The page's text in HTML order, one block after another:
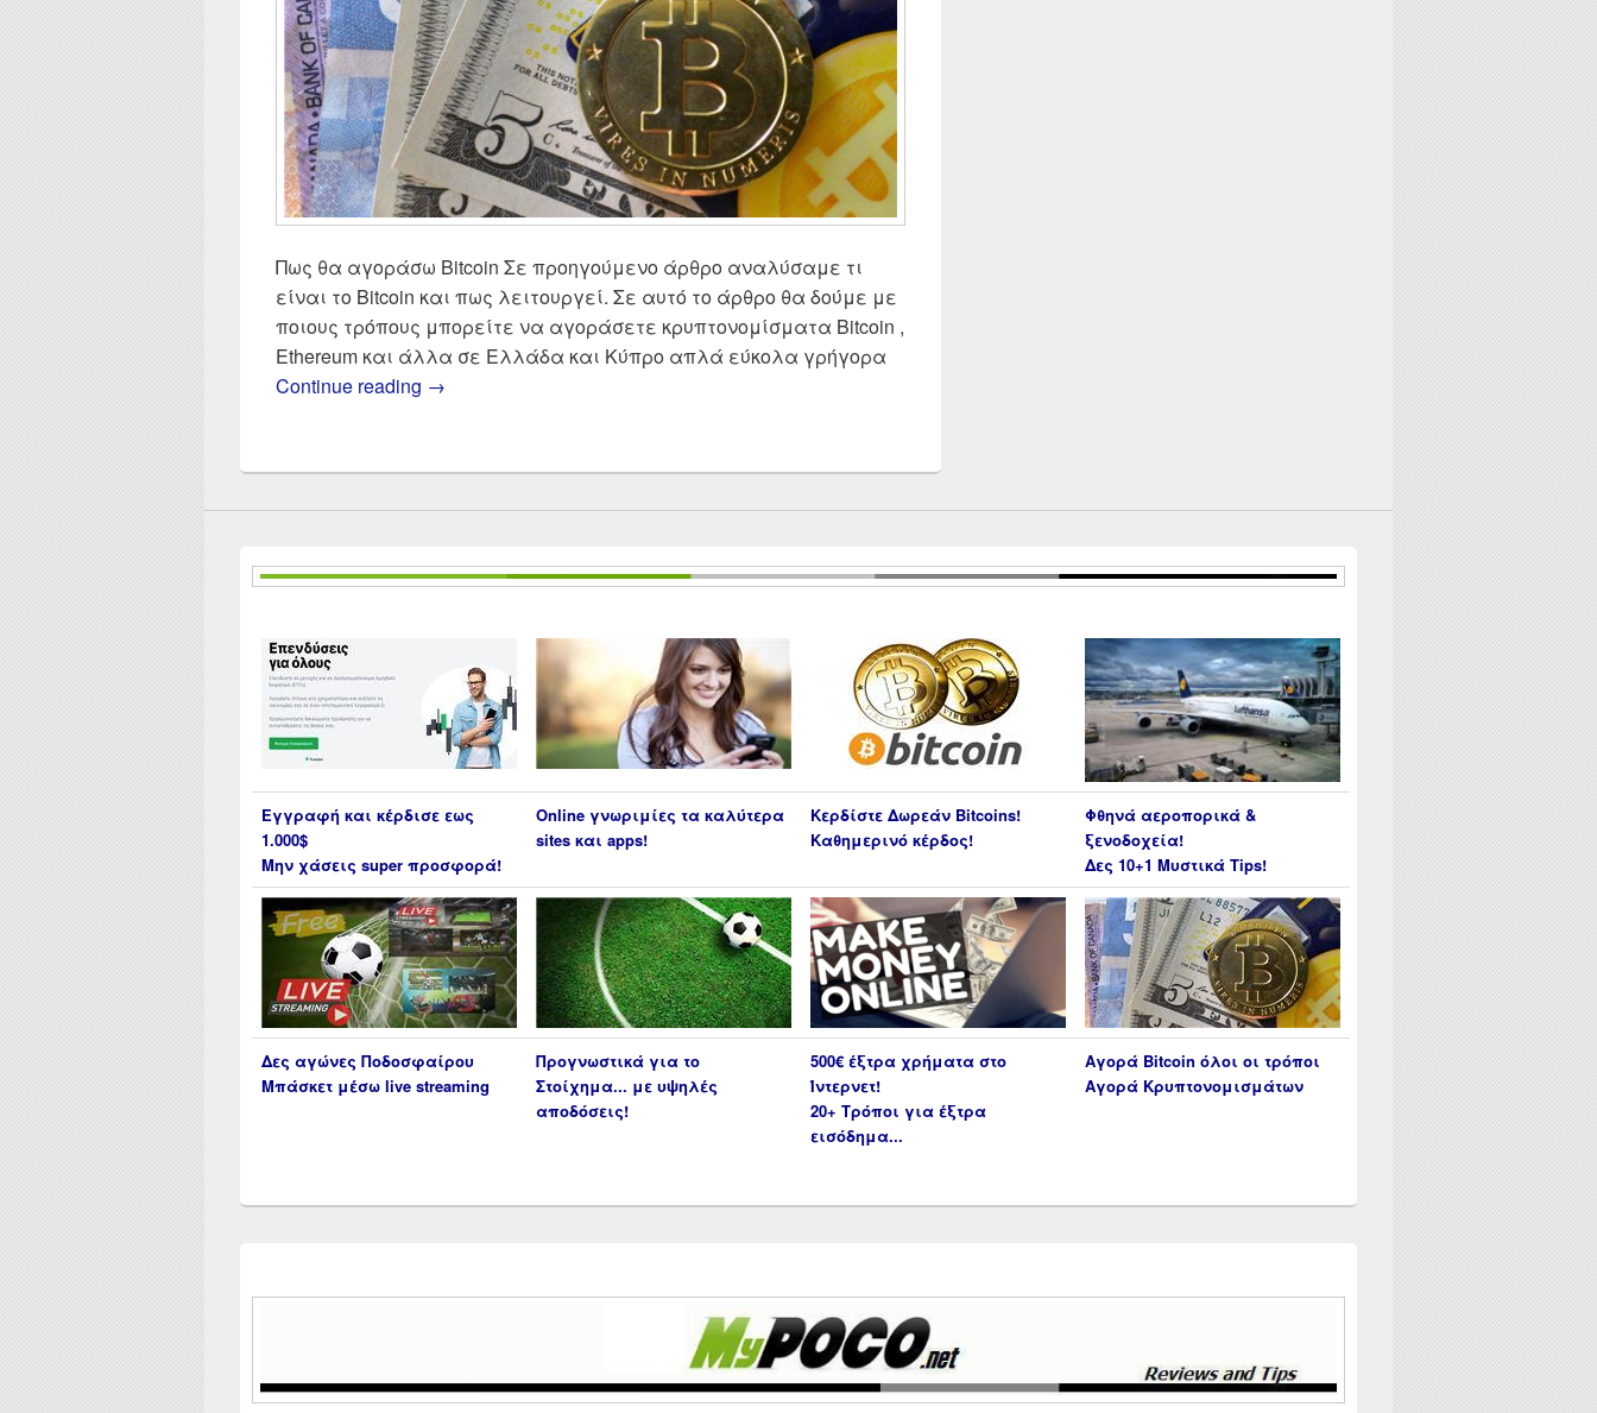
Πως θα αγοράσω Bitcoin Σε προηγούμενο άρθρο αναλύσαμε τι
είναι το Bitcoin και πως λειτουργεί. Σε αυτό το άρθρο θα δούμε με
ποιους τρόπους μπορείτε να αγοράσετε κρυπτονομίσματα Bitcoin ,
Ethereum και άλλα σε Ελλάδα και Κύπρο απλά εύκολα γρήγορα
Continue reading Αγορά Bitcoin 2025 | Σύγκριση ανταλλακτηρίων κρυπτονομισμάτων | Οδηγός αγοράς βήμα – βήμα |
→
Εγγραφή και κέρδισε εως
1.000$
Μην χάσεις super προσφορά!
Online γνωριμίες τα καλύτερα
sites και apps!
Κερδίστε Δωρεάν Bitcoins!
Καθημερινό κέρδος!
Φθηνά αεροπορικά &
ξενοδοχεία!
Δες 10+1 Μυστικά Tips!
Δες αγώνες Ποδοσφαίρου
Μπάσκετ μέσω live streaming
Προγνωστικά για το
Στοίχημα... με υψηλές
αποδόσεις!
500€ έξτρα χρήματα στο
Ίντερνετ!
20+ Τρόποι για έξτρα
εισόδημα...
Αγορά Bitcoin όλοι οι τρόποι
Αγορά Κρυπτονομισμάτων